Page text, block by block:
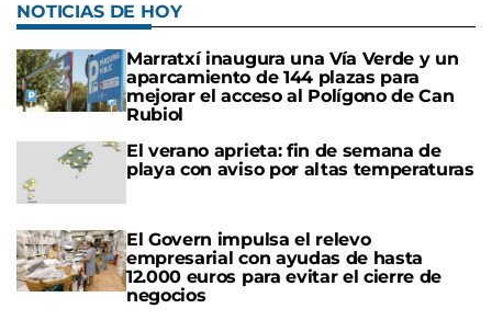
NOTICIAS DE HOY
Marratxí inaugura una Vía Verde y un
aparcamiento de 144 plazas para
mejorar el acceso al Polígono de Can
Rubiol
El verano aprieta: fin de semana de
playa con aviso por altas temperaturas
El Govern impulsa el relevo
empresarial con ayudas de hasta
12.000 euros para evitar el cierre de
negocios